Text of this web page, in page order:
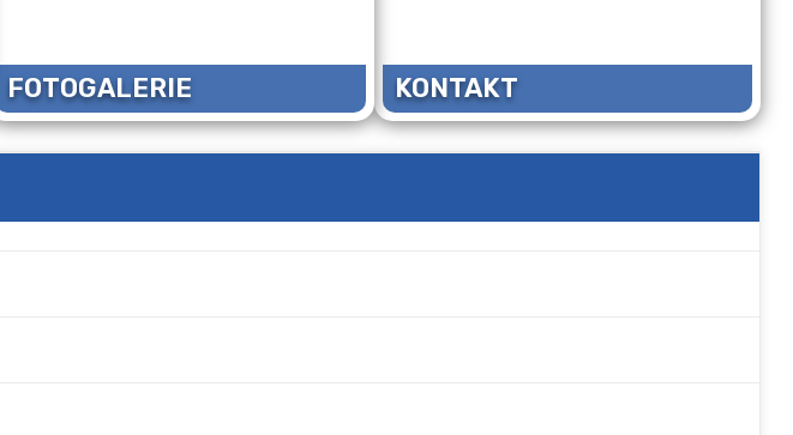
FOTOGALERIE KONTAKT